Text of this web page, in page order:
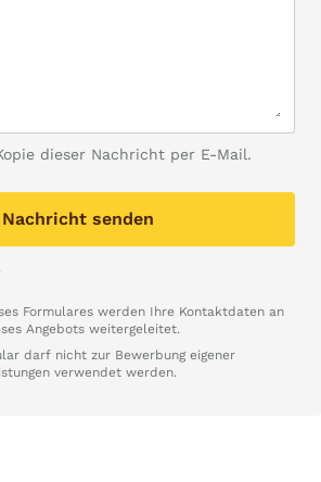
dieser Nachricht per E-Mail.
Nachricht senden
.
Formulares werden Ihre Kontaktdaten an
Angebots weitergeleitet.
darf nicht zur Bewerbung eigener
verwendet werden.